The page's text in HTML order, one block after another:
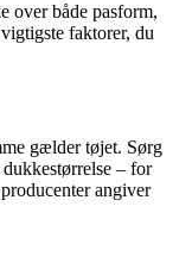
over både pasform,
faktorer, du
gælder tøjet. Sørg
– for
angiver